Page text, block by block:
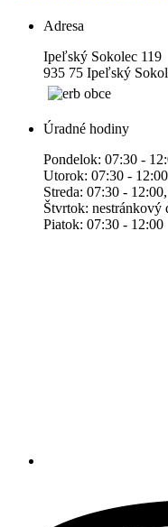
Adresa
Ipeľský Sokolec 119
935 75 Ipeľský
Úradné hodiny
Pondelok: 07:30 -
Utorok: 07:30 -
Streda: 07:30 -
Štvrtok: nestránkový
Piatok: 07:30 - 12:00